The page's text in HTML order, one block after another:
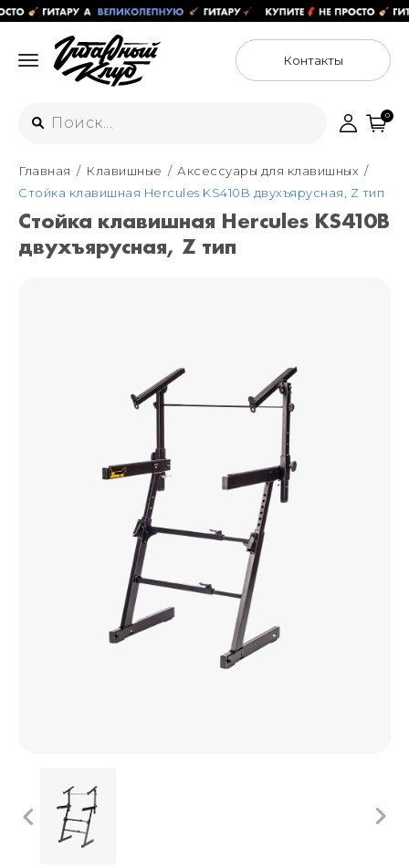
Контакты
Интернет-магазин
+7 (925) 125-54-44
Москва
+7 (925) 176-55-65
Санкт-Петербург
+7 (999) 213-51-93
0
Главная Клавишные
Аксессуары для клавишных
Стойка клавишная Hercules KS410B двухъярусная, Z тип
Стойка клавишная Hercules KS410B
двухъярусная, Z тип